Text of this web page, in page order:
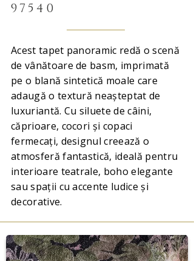
97540
Acest tapet panoramic redă o scenă
de vânătoare de basm, imprimată
pe o blană sintetică moale care
adaugă o textură neașteptat de
luxuriantă. Cu siluete de câini,
căprioare, cocori și copaci
fermecați, designul creează o
atmosferă fantastică, ideală pentru
interioare teatrale, boho elegante
sau spații cu accente ludice și
decorative.